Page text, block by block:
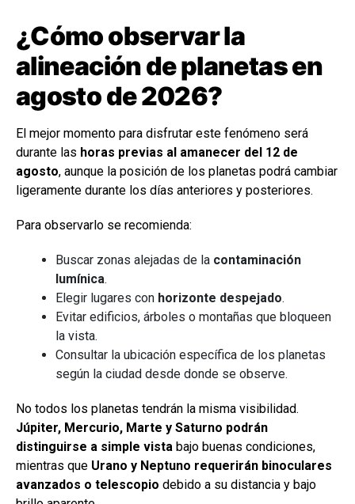
¿Cómo observar la
alineación de planetas en
agosto de 2026?
El mejor momento para disfrutar este fenómeno será
durante las horas previas al amanecer del 12 de
agosto, aunque la posición de los planetas podrá cambiar
ligeramente durante los días anteriores y posteriores.
Para observarlo se recomienda:
Buscar zonas alejadas de la contaminación
lumínica.
Elegir lugares con horizonte despejado.
Evitar edificios, árboles o montañas que bloqueen
la vista.
Consultar la ubicación específica de los planetas
según la ciudad desde donde se observe.
No todos los planetas tendrán la misma visibilidad.
Júpiter, Mercurio, Marte y Saturno podrán
distinguirse a simple vista bajo buenas condiciones,
mientras que Urano y Neptuno requerirán binoculares
avanzados o telescopio debido a su distancia y bajo